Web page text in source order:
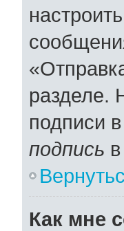
разделе.
подписи
подпись
Как мне